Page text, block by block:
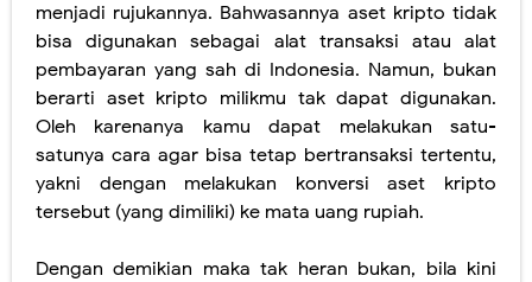
menjadi rujukannya. Bahwasannya aset kripto tidak
bisa digunakan sebagai alat transaksi atau alat
pembayaran yang sah di Indonesia. Namun, bukan
berarti aset kripto milikmu tak dapat digunakan.
Oleh karenanya kamu dapat melakukan satu-
satunya cara agar bisa tetap bertransaksi tertentu,
yakni dengan melakukan konversi aset kripto
tersebut (yang dimiliki) ke mata uang rupiah.
Dengan demikian maka tak heran bukan, bila kini